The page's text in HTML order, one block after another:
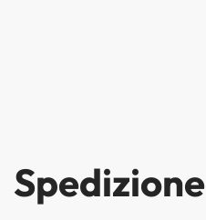
Spedizione